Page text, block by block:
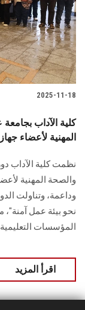
2025-11-18
كلية الآداب
المهنية لأعضاء
نظمت كلية الآداب
والصحة المهنية
وداعمة، وتناولت
نحو بيئة عمل
المؤسسات التعليمية
اقرأ المزيد